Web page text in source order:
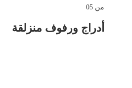
من 05
أدراج ورفوف منزلقة